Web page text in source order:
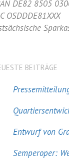
DE82 8505
OSDDDE81XXX
BEITRÄGE
Entwurf von
Semperoper: